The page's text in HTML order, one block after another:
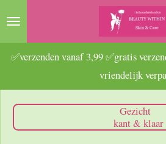
Ga
naar
hoofdinhoud
✅verzenden vanaf 3,99 ✅gratis
vriendelijk
Gezicht
kant & klaar